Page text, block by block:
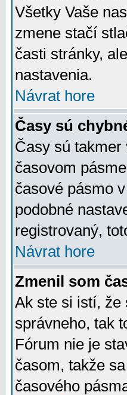
Všetky Vaše
zmene stačí
časti stránky,
nastavenia.
Návrat hore
Časy sú
Časy sú takmer
časovom
časové pásmo
podobné
registrovaný,
Návrat hore
Zmenil som
Ak ste si istí, že
správneho, tak
Fórum nie je
časom, takže
časového